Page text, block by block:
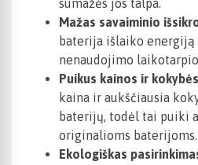
sumažės jos talpa.
Mažas savaiminio
baterija išlaiko
nenaudojimo
Puikus kainos ir
kaina ir aukščiausia
baterijų, todėl tai puiki
originalioms baterijoms.
Ekologiškas